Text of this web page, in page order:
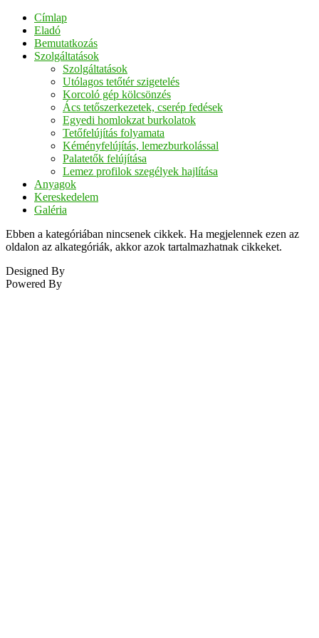
Címlap
Eladó
Bemutatkozás
Szolgáltatások
Szolgáltatások
Utólagos tetőtér szigetelés
Korcoló gép kölcsönzés
Ács tetőszerkezetek, cserép fedések
Egyedi homlokzat burkolatok
Tetőfelújítás folyamata
Kéményfelújítás, lemezburkolással
Palatetők felújítása
Lemez profilok szegélyek hajlítása
Anyagok
Kereskedelem
Galéria
Ebben a kategóriában nincsenek cikkek. Ha megjelennek ezen az
oldalon az alkategóriák, akkor azok tartalmazhatnak cikkeket.
Designed By
Powered By